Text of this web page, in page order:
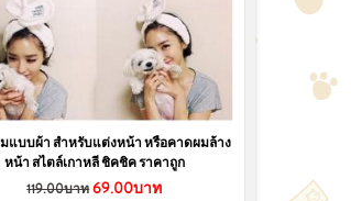
แบบผ้า สำหรับแต่งหน้า หรือคาดผมล้าง
หน้า สไตล์เกาหลี ชิคชิค ราคาถูก
119.00บาท69.00บาท